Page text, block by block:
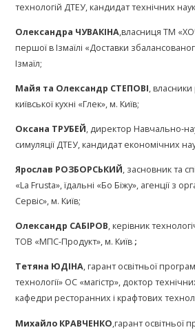
технологій ДТЕУ, кандидат технічних
Олександра ЧУВАКІНА,власниця ТМ
першої в Ізмаїлі «Доставки
Ізмаїл;
Майя та Олександр СТЕПОВІ, власники
київської кухні «Глек», м. Київ;
Оксана ТРУБЕЙ, директор Навчально-
симуляції ДТЕУ, кандидат економічних
Ярослав РОЗБОРСЬКИЙ, засновник та
«La Frusta», їдальні «Бо Біжу», агенції з
Сервіс», м. Київ;
Олександр САБІРОВ, керівник
ТОВ «МПС-Продукт», м. Київ ;
Тетяна ЮДІНА, гарант освітньої
технології» ОС «магістр», доктор
кафедри ресторанних і крафтових
Михайло КРАВЧЕНКО,гарант освітньої